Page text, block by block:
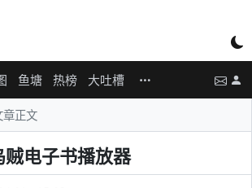
鱼塘 热榜 大吐槽
章正文
电子书播放器